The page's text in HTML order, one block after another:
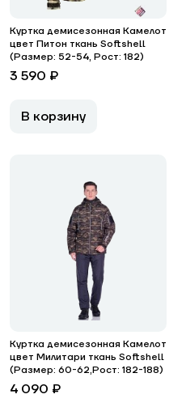
Куртка демисезонная Камелот
цвет Питон ткань Softshell
(Размер: 52-54, Рост: 182)
3 590 ₽
В корзину
Куртка демисезонная Камелот
цвет Милитари ткань Softshell
(Размер: 60-62,Рост: 182-188)
4 090 ₽